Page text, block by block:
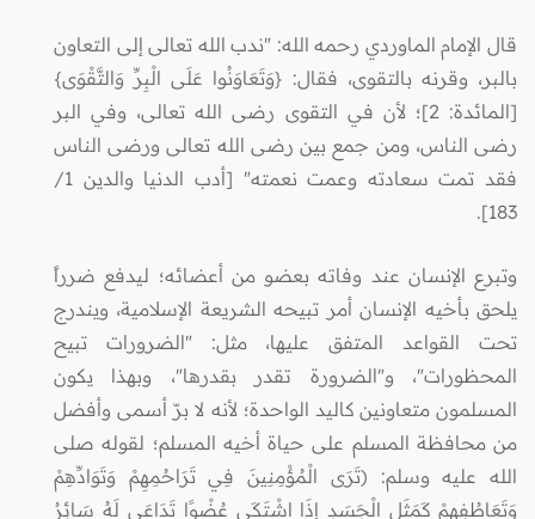
قال الإمام الماوردي رحمه الله: "ندب الله تعالى إلى التعاون
بالبر، وقرنه بالتقوى، فقال: {وَتَعَاوَنُوا عَلَى الْبِرِّ وَالتَّقْوَى}
[المائدة: 2]؛ لأن في التقوى رضى الله تعالى، وفي البر
رضى الناس، ومن جمع بين رضى الله تعالى ورضى الناس
فقد تمت سعادته وعمت نعمته" [أدب الدنيا والدين 1/
183].
وتبرع الإنسان عند وفاته بعضو من أعضائه؛ ليدفع ضرراً
يلحق بأخيه الإنسان أمر تبيحه الشريعة الإسلامية، ويندرج
تحت القواعد المتفق عليها، مثل: "الضرورات تبيح
المحظورات"، و"الضرورة تقدر بقدرها"، وبهذا يكون
المسلمون متعاونين كاليد الواحدة؛ لأنه لا برّ أسمى وأفضل
من محافظة المسلم على حياة أخيه المسلم؛ لقوله صلى
الله عليه وسلم: (تَرَى الْمُؤْمِنِينَ فِي تَرَاحُمِهِمْ وَتَوَادِّهِمْ
وَتَعَاطُفِهِمْ كَمَثَلِ الْجَسَدِ إِذَا اشْتَكَى عُضْوًا تَدَاعَى لَهُ سَائِرُ